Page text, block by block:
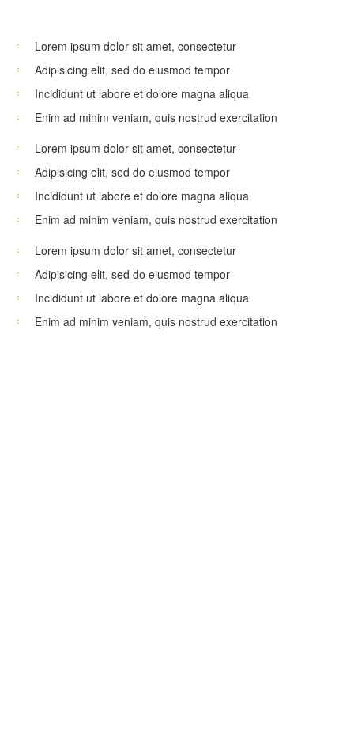
Lorem ipsum dolor sit amet, consectetur
Adipisicing elit, sed do eiusmod tempor
Incididunt ut labore et dolore magna aliqua
Enim ad minim veniam, quis nostrud exercitation
Lorem ipsum dolor sit amet, consectetur
Adipisicing elit, sed do eiusmod tempor
Incididunt ut labore et dolore magna aliqua
Enim ad minim veniam, quis nostrud exercitation
Lorem ipsum dolor sit amet, consectetur
Adipisicing elit, sed do eiusmod tempor
Incididunt ut labore et dolore magna aliqua
Enim ad minim veniam, quis nostrud exercitation